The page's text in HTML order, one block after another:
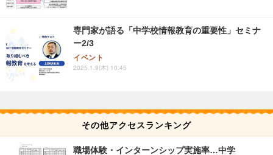
専門家が語る「中学校情報教育の重要性」セミナ
ー2/3
イベント
2025.1.9(木) 10:45
その他アクセスランキング
職場体験・インターンシップ実施率…中学